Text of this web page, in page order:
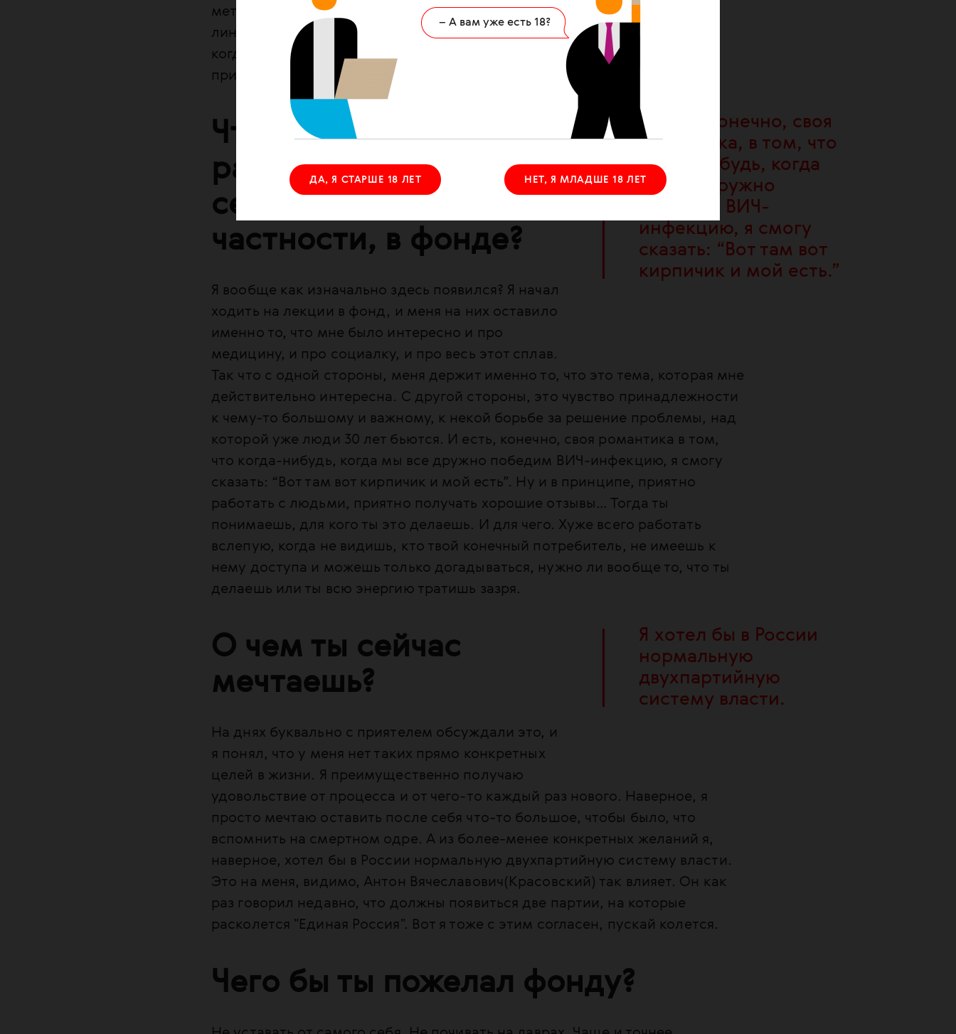
– А вам уже есть 18?
ДА, Я СТАРШЕ 18 ЛЕТ НЕТ, Я МЛАДШЕ 18 ЛЕТ
метаний между желанием стать то психологом, то журналистом, то
лингвистом, то еще кем-то я поступил на международные отношения, а
когда отучился, в итоге понял, что кем бы ты не хотел стать, все равно
придешь туда, куда судьба укажет.
И есть, конечно, своя
романтика, в том, что
когда-нибудь, когда
мы все дружно
победим ВИЧ-
инфекцию, я смогу
сказать: “Вот там вот
кирпичик и мой есть.”
Что тебе дает силы
работать в ВИЧ-
сервисе и, в
частности, в фонде?
Я вообще как изначально здесь появился? Я начал
ходить на лекции в фонд, и меня на них оставило
именно то, что мне было интересно и про
медицину, и про социалку, и про весь этот сплав.
Так что с одной стороны, меня держит именно то, что это тема, которая мне
действительно интересна. С другой стороны, это чувство принадлежности
к чему-то большому и важному, к некой борьбе за решение проблемы, над
которой уже люди 30 лет бьются. И есть, конечно, своя романтика в том,
что когда-нибудь, когда мы все дружно победим ВИЧ-инфекцию, я смогу
сказать: “Вот там вот кирпичик и мой есть”. Ну и в принципе, приятно
работать с людьми, приятно получать хорошие отзывы… Тогда ты
понимаешь, для кого ты это делаешь. И для чего. Хуже всего работать
вслепую, когда не видишь, кто твой конечный потребитель, не имеешь к
нему доступа и можешь только догадываться, нужно ли вообще то, что ты
делаешь или ты всю энергию тратишь зазря.
Я хотел бы в России
нормальную
двухпартийную
систему власти.
О чем ты сейчас
мечтаешь?
На днях буквально с приятелем обсуждали это, и
я понял, что у меня нет таких прямо конкретных
целей в жизни. Я преимущественно получаю
удовольствие от процесса и от чего-то каждый раз нового. Наверное, я
просто мечтаю оставить после себя что-то большое, чтобы было, что
вспомнить на смертном одре. А из более-менее конкретных желаний я,
наверное, хотел бы в России нормальную двухпартийную систему власти.
Это на меня, видимо, Антон Вячеславович(Красовский) так влияет. Он как
раз говорил недавно, что должны появиться две партии, на которые
расколется "Единая Россия". Вот я тоже с этим согласен, пускай колется.
Чего бы ты пожелал фонду?